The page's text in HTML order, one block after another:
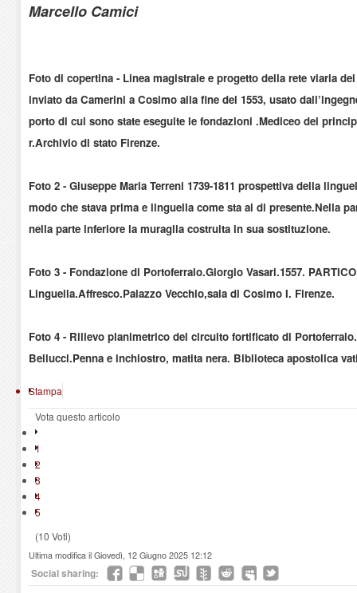
Marcello Camici
Foto di copertina - Linea magistrale e progetto della rete viaria
inviato da Camerini a Cosimo alla fine del 1553, usato
porto di cui sono state eseguite le fondazioni .Mediceo del
r.Archivio di stato Firenze.
Foto 2 - Giuseppe Maria Terreni 1739-1811 prospettiva della
modo che stava prima e linguella come sta al di presente.Nella
nella parte inferiore la muraglia costruita in sua sostituzione.
Foto 3 - Fondazione di Portoferraio.Giorgio Vasari.1557.
Linguella.Affresco.Palazzo Vecchio,sala di Cosimo I. Firenze.
Foto 4 - Rilievo planimetrico del circuito fortificato di
Bellucci.Penna e inchiostro, matita nera. Biblioteca apostolica
Stampa
Vota questo articolo
1
2
3
4
5
(10 Voti)
Ultima modifica il Giovedì, 12 Giugno 2025 12:12
Social sharing: